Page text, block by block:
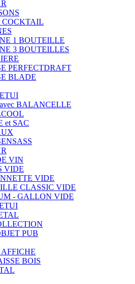
COCKTAIL
1 BOUTEILLE
3 BOUTEILLES
PERFECTDRAFT
BLADE
BALANCELLE
et SAC
VIN
VIDE
VIDE
CLASSIC VIDE
- GALLON VIDE
PUB
BOIS